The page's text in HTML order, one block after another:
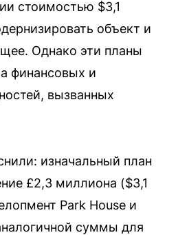
стоимостью $3,1
объект и
Однако эти планы
финансовых и
вызванных
изначальный план
£2,3 миллиона ($3,1
Park House и
суммы для